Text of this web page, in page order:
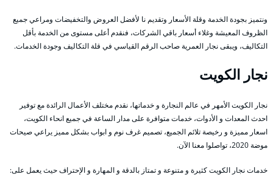
ونتميز بجودة الخدمة وقلة الأسعار وتقديم نا لأفضل العروض والتخفيضات ومراعي جميع
الظروف المعيشة وغلاء أسعار باقي الشركات، فنقدم أعلى مستوى من الخدمة بأقل
التكاليف، ويبقى نجار العمرية صاحب الرقم القياسي في قلة التكاليف وجودة الخدمات.
نجار الكويت
نجار الكويت الأمهر في عالم النجارة و خدماتها، نقدم مختلف الأعمال الرائدة مع توفير
احدث المعدات و الأدوات، خدمات متوافرة على مدار الساعة في جميع انحاء الكويت،
اسعار مميزة و رخيصة تلائم الجميع، تصميم غرف نوم و ابواب بشكل مميز يراعي صيحات
موضة 2020، تواصلوا معنا الآن.
خدمات نجار الكويت كثيرة و متنوعة و تمتاز بالدقة و المهارة و الإحتراف حيث يعمل على: